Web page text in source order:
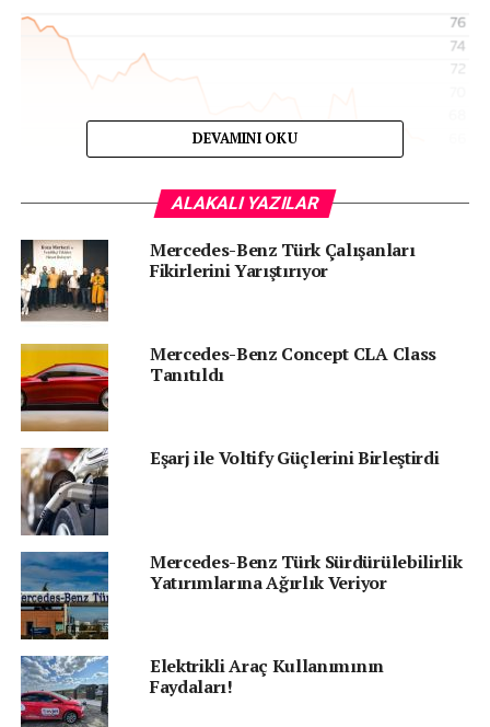
Senin reaksiyonun hangisi?
KATEGORİLER: |Otomotiv Haberleri|
ETIKETLER:
DAIMLER RUSYA
GERI ÇAĞIRDI
MERCEDES-BENZ
OTOMOBILINI GERI ÇAĞIRIYOR
SONRAKI
DEVAMINI OKU
ALAKALI YAZILAR
Mercedes-Benz Türk Çalışanları
Fikirlerini Yarıştırıyor
Mercedes-Benz Concept CLA Class
Tanıtıldı
Eşarj ile Voltify Güçlerini Birleştirdi
Mercedes-Benz Türk Sürdürülebilirlik
Yatırımlarına Ağırlık Veriyor
Elektrikli Araç Kullanımının
Faydaları!